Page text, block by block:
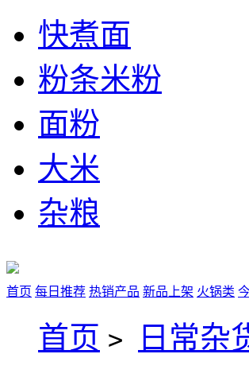
快煮面
粉条米粉
面粉
大米
杂粮
首页 每日推荐 热销产品 新品上架 火锅类
首页 > 日常杂